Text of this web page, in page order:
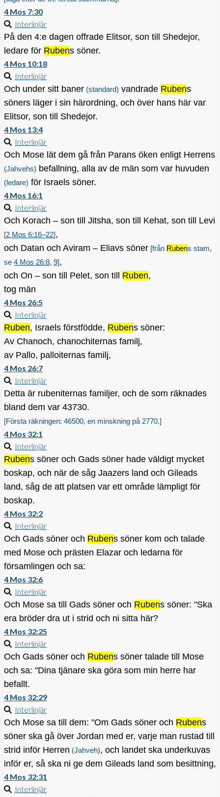
4 Mos 7:30
Interlinjär
På den 4:e dagen offrade Elitsor, son till Shedejor,
ledare för Rubens söner.
4 Mos 10:18
Interlinjär
Och under sitt baner (standard) vandrade Rubens
söners läger i sin härordning, och över hans här var
Elitsor, son till Shedejor.
4 Mos 13:4
Interlinjär
Och Mose lät dem gå från Parans öken enligt Herrens
(Jahvehs) befallning, alla av de män som var huvuden
(ledare) för Israels söner.
4 Mos 16:1
Interlinjär
Och Korach – son till Jitsha, son till Kehat, son till Levi
[2 Mos 6:16–22],
och Datan och Aviram – Eliavs söner [från Rubens stam,
se 4 Mos 26:8, 9],
och On – son till Pelet, son till Ruben,
tog män
4 Mos 26:5
Interlinjär
Ruben, Israels förstfödde, Rubens söner:
Av Chanoch, chanochiternas familj,
av Pallo, palloiternas familj,
4 Mos 26:7
Interlinjär
Detta är rubeniternas familjer, och de som räknades
bland dem var 43730.
[Första räkningen: 46500, en minskning på 2770.]
4 Mos 32:1
Interlinjär
Rubens söner och Gads söner hade väldigt mycket
boskap, och när de såg Jaazers land och Gileads
land, såg de att platsen var ett område lämpligt för
boskap.
4 Mos 32:2
Interlinjär
Och Gads söner och Rubens söner kom och talade
med Mose och prästen Elazar och ledarna för
församlingen och sa:
4 Mos 32:6
Interlinjär
Och Mose sa till Gads söner och Rubens söner: "Ska
era bröder dra ut i strid och ni sitta här?
4 Mos 32:25
Interlinjär
Och Gads söner och Rubens söner talade till Mose
och sa: "Dina tjänare ska göra som min herre har
befallt.
4 Mos 32:29
Interlinjär
Och Mose sa till dem: "Om Gads söner och Rubens
söner ska gå över Jordan med er, varje man rustad till
strid inför Herren (Jahveh), och landet ska underkuvas
inför er, så ska ni ge dem Gileads land som besittning,
4 Mos 32:31
Interlinjär